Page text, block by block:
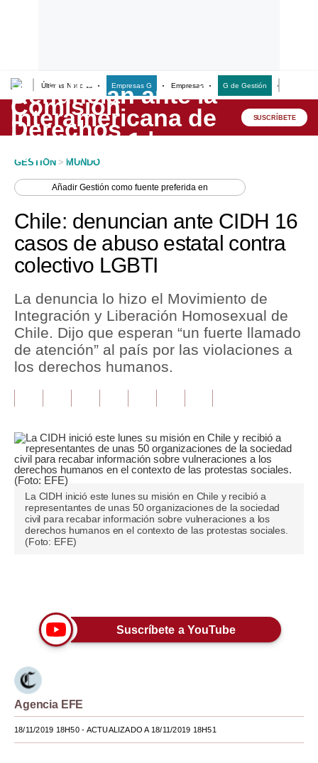
Últimas Noticias Empresas G Empresas G de Gestión
Lo último
Peru Quiosco
Economía
Mercados
Política
Tu Dinero
Finanzas Personales
Opinión
Editorial
Pregunta de hoy
Blogs
Viajes
Estilos
Mundo
EEUU
SUSCRÍBETE
GESTION > MUNDO
AñadirGestión como fuente preferida en
Chile: denuncian ante CIDH 16
casos de abuso estatal contra
colectivo LGBTI
La denuncia lo hizo el Movimiento de
Integración y Liberación Homosexual de
Chile. Dijo que esperan “un fuerte llamado
de atención” al país por las violaciones a
los derechos humanos.
La CIDH inició este lunes su misión en Chile y recibió a
representantes de unas 50 organizaciones de la sociedad
civil para recabar información sobre vulneraciones a los
derechos humanos en el contexto de las protestas sociales.
(Foto: EFE)
Suscríbete a YouTube
Agencia EFE
18/11/2019 18H50- ACTUALIZADO A 18/11/2019 18H51